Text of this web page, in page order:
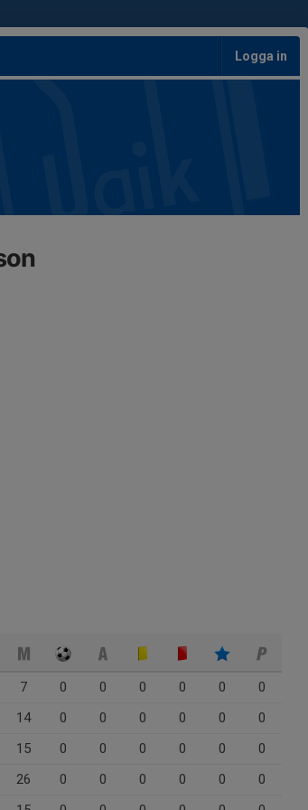
Logga in
7 0 0 0 0 0
0
14 0 0 0 0 0
0
15 0 0 0 0 0
0
26 0 0 0 0 0
0